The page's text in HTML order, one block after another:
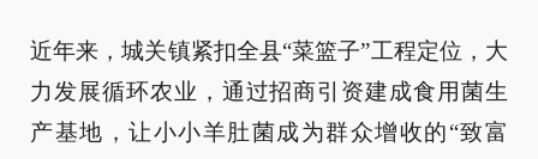
近年来，城关镇紧扣全县“菜篮子”工程定位，大
力发展循环农业，通过招商引资建成食用菌生
产基地，让小小羊肚菌成为群众增收的“致富